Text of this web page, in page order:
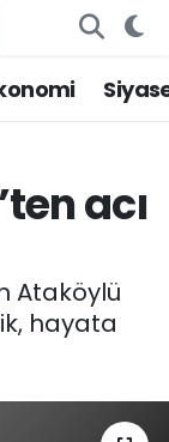
acı
Ataköylü
hayata